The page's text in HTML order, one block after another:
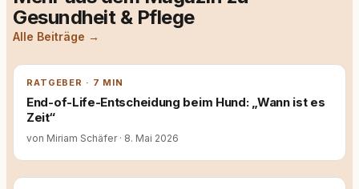
Gesundheit & Pflege
Alle Beiträge →
RATGEBER · 7 MIN
End-of-Life-Entscheidung beim Hund: „Wann ist es
Zeit“
von Miriam Schäfer · 8. Mai 2026